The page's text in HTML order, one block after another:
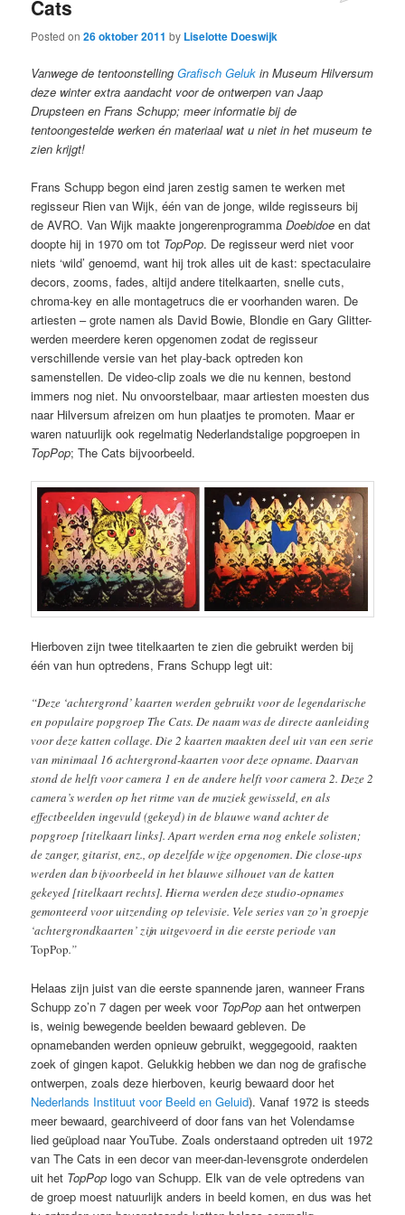
Cats
Posted on26 oktober 2011 by Liselotte Doeswijk
Vanwege de tentoonstellingGrafisch Geluk in Museum Hilversum
deze winter extra aandacht voor de ontwerpen van Jaap
Drupsteen en Frans Schupp; meer informatie bij de
tentoongestelde werken én materiaal wat u niet in het museum te
zien krijgt!
Frans Schupp begon eind jaren zestig samen te werken met
regisseur Rien van Wijk, één van de jonge, wilde regisseurs bij
de AVRO. Van Wijk maakte jongerenprogrammaDoebidoe en dat
doopte hij in 1970 om tot TopPop. De regisseur werd niet voor
niets ‘wild’ genoemd, want hij trok alles uit de kast: spectaculaire
decors, zooms, fades, altijd andere titelkaarten, snelle cuts,
chroma-key en alle montagetrucs die er voorhanden waren. De
artiesten – grote namen als David Bowie, Blondie en Gary Glitter-
werden meerdere keren opgenomen zodat de regisseur
verschillende versie van het play-back optreden kon
samenstellen. De video-clip zoals we die nu kennen, bestond
immers nog niet. Nu onvoorstelbaar, maar artiesten moesten dus
naar Hilversum afreizen om hun plaatjes te promoten. Maar er
waren natuurlijk ook regelmatig Nederlandstalige popgroepen in
TopPop; The Cats bijvoorbeeld.
Hierboven zijn twee titelkaarten te zien die gebruikt werden bij
één van hun optredens, Frans Schupp legt uit:
“Deze ‘achtergrond’ kaarten werden gebruikt voor de legendarische
en populaire popgroep The Cats. De naam was de directe aanleiding
voor deze katten collage. Die 2 kaarten maakten deel uit van een serie
van minimaal 16 achtergrond-kaarten voor deze opname. Daarvan
stond de helft voor camera 1 en de andere helft voor camera 2. Deze 2
camera’s werden op het ritme van de muziek gewisseld, en als
effectbeelden ingevuld (gekeyd) in de blauwe wand achter de
popgroep [titelkaart links]. Apart werden erna nog enkele solisten;
de zanger, gitarist, enz., op dezelfde wijze opgenomen. Die close-ups
werden dan bijvoorbeeld in het blauwe silhouet van de katten
gekeyed [titelkaart rechts]. Hierna werden deze studio-opnames
gemonteerd voor uitzending op televisie. Vele series van zo’n groepje
‘achtergrondkaarten’ zijn uitgevoerd in die eerste periode van
TopPop.”
Helaas zijn juist van die eerste spannende jaren, wanneer Frans
Schupp zo’n 7 dagen per week voor TopPop aan het ontwerpen
is, weinig bewegende beelden bewaard gebleven. De
opnamebanden werden opnieuw gebruikt, weggegooid, raakten
zoek of gingen kapot. Gelukkig hebben we dan nog de grafische
ontwerpen, zoals deze hierboven, keurig bewaard door het
Nederlands Instituut voor Beeld en Geluid). Vanaf 1972 is steeds
meer bewaard, gearchiveerd of door fans van het Volendamse
lied geüpload naar YouTube. Zoals onderstaand optreden uit 1972
van The Cats in een decor van meer-dan-levensgrote onderdelen
uit het TopPop logo van Schupp. Elk van de vele optredens van
de groep moest natuurlijk anders in beeld komen, en dus was het